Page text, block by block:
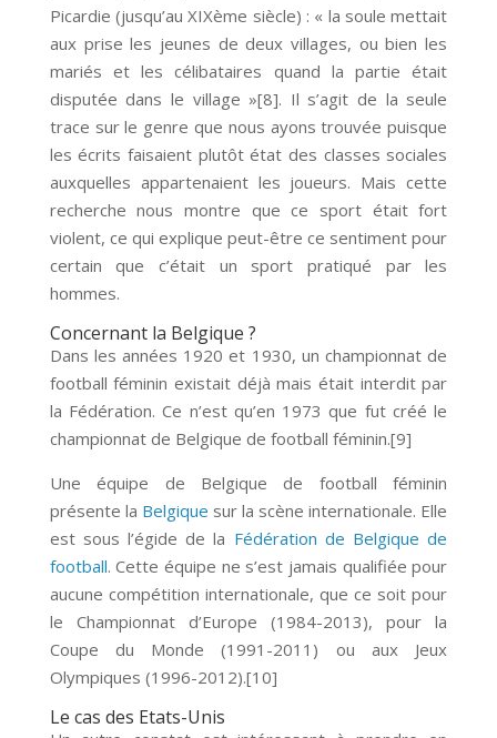
Picardie (jusqu’au XIXème siècle) : « la soule mettait
aux prise les jeunes de deux villages, ou bien les
mariés et les célibataires quand la partie était
disputée dans le village »[8]. Il s’agit de la seule
trace sur le genre que nous ayons trouvée puisque
les écrits faisaient plutôt état des classes sociales
auxquelles appartenaient les joueurs. Mais cette
recherche nous montre que ce sport était fort
violent, ce qui explique peut-être ce sentiment pour
certain que c’était un sport pratiqué par les
hommes.
Concernant la Belgique ?
Dans les années 1920 et 1930, un championnat de
football féminin existait déjà mais était interdit par
la Fédération. Ce n’est qu’en 1973 que fut créé le
championnat de Belgique de football féminin.[9]
Une équipe de Belgique de football féminin
présente la Belgique sur la scène internationale. Elle
est sous l’égide de la Fédération de Belgique de
football. Cette équipe ne s’est jamais qualifiée pour
aucune compétition internationale, que ce soit pour
le Championnat d’Europe (1984-2013), pour la
Coupe du Monde (1991-2011) ou aux Jeux
Olympiques (1996-2012).[10]
Le cas des Etats-Unis